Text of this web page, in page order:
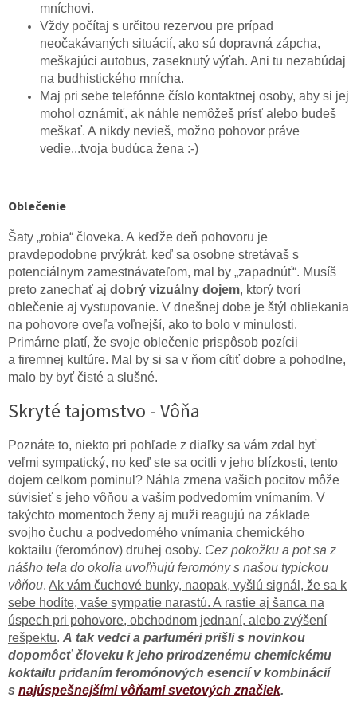
mníchovi.
Vždy počítaj s určitou rezervou pre prípad
neočakávaných situácií, ako sú dopravná zápcha,
meškajúci autobus, zaseknutý výťah. Ani tu nezabúdaj
na budhistického mnícha.
Maj pri sebe telefónne číslo kontaktnej osoby, aby si jej
mohol oznámiť, ak náhle nemôžeš prísť alebo budeš
meškať. A nikdy nevieš, možno pohovor práve
vedie...tvoja budúca žena :-)
Oblečenie
Šaty „robia“ človeka. A keďže deň pohovoru je
pravdepodobne prvýkrát, keď sa osobne stretávaš s
potenciálnym zamestnávateľom, mal by „zapadnúť“. Musíš
preto zanechať aj dobrý vizuálny dojem, ktorý tvorí
oblečenie aj vystupovanie. V dnešnej dobe je štýl obliekania
na pohovore oveľa voľnejší, ako to bolo v minulosti.
Primárne platí, že svoje oblečenie prispôsob pozícii
a firemnej kultúre. Mal by si sa v ňom cítiť dobre a pohodlne,
malo by byť čisté a slušné.
Skryté tajomstvo - Vôňa
Poznáte to, niekto pri pohľade z diaľky sa vám zdal byť
veľmi sympatický, no keď ste sa ocitli v jeho blízkosti, tento
dojem celkom pominul? Náhla zmena vašich pocitov môže
súvisieť s jeho vôňou a vaším podvedomím vnímaním. V
takýchto momentoch ženy aj muži reagujú na základe
svojho čuchu a podvedomého vnímania chemického
koktailu (feromónov) druhej osoby. Cez pokožku a pot sa z
nášho tela do okolia uvoľňujú feromóny s našou typickou
vôňou. Ak vám čuchové bunky, naopak, vyšlú signál, že sa k
sebe hodíte, vaše sympatie narastú. A rastie aj šanca na
úspech pri pohovore, obchodnom jednaní, alebo zvýšení
rešpektu. A tak vedci a parfuméri prišli s novinkou
dopomôcť človeku k jeho prirodzenému chemickému
koktailu pridaním feromónových esencií v kombinácií
s najúspešnejšími vôňami svetových značiek.